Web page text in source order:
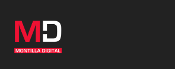
contenido
principal